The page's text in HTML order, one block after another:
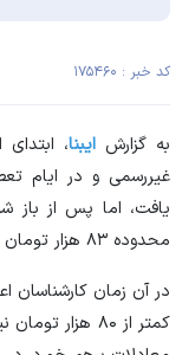
کد خبر : ۱۷۵۴۶۰
به گزارش ایبنا،
یافت، اما پس از باز
محدوده ۸۳ هزار تومان کاهش یافت.
در آن زمان کارشناسان
کمتر از ۸۰